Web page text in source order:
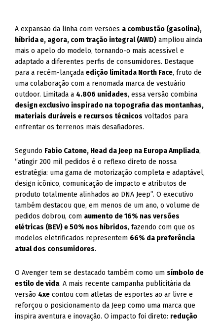
A expansão da linha com versões a combustão (gasolina),
híbrida e, agora, com tração integral (AWD) ampliou ainda
mais o apelo do modelo, tornando-o mais acessível e
adaptado a diferentes perfis de consumidores. Destaque
para a recém-lançadaedição limitada North Face, fruto de
uma colaboração com a renomada marca de vestuário
outdoor. Limitada a 4.806 unidades, essa versão combina
design exclusivo inspirado na topografia das montanhas,
materiais duráveis e recursos técnicos voltados para
enfrentar os terrenos mais desafiadores.
Segundo Fabio Catone, Head da Jeep na Europa Ampliada,
“atingir 200 mil pedidos é o reflexo direto de nossa
estratégia: uma gama de motorização completa e adaptável,
design icônico, comunicação de impacto e atributos de
produto totalmente alinhados ao DNA Jeep”. O executivo
também destacou que, em menos de um ano, o volume de
pedidos dobrou, com aumento de 16% nas versões
elétricas (BEV) e 50% nos híbridos, fazendo com que os
modelos eletrificados representem 66% da preferência
atual dos consumidores.
O Avenger tem se destacado também como umsímbolo de
estilo de vida. A mais recente campanha publicitária da
versão 4xe contou com atletas de esportes ao ar livre e
reforçou o posicionamento da Jeep como uma marca que
inspira aventura e inovação. O impacto foi direto: redução